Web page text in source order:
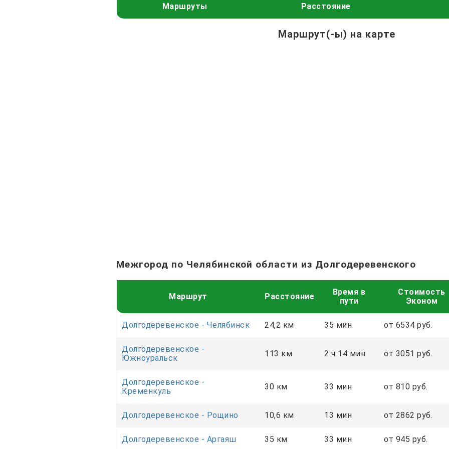
Маршруты Расстояние
Маршрут(-ы) на карте
Межгород по Челябинской области из Долгодеревенского
Маршрут Расстояние
Время в
пути
Стоимость
Эконом
Долгодеревенское - Челябинск 24,2 км 35 мин от 6534 руб.
Долгодеревенское -
Южноуральск
113 км 2 ч 14 мин от 3051 руб.
Долгодеревенское -
Кременкуль
30 км 33 мин от 810 руб.
Долгодеревенское - Рощино 10,6 км 13 мин от 2862 руб.
Долгодеревенское - Аргаяш 35 км 33 мин от 945 руб.